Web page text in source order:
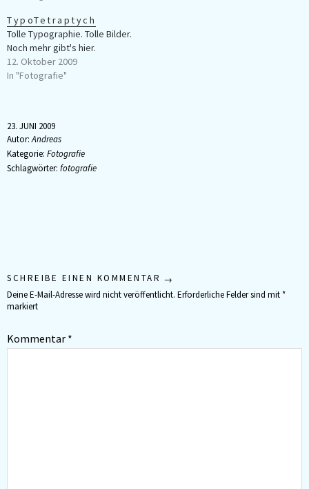
TypoTetraptych
Tolle Typographie. Tolle Bilder.
Noch mehr gibt's hier.
12. Oktober 2009
In "Fotografie"
23. JUNI 2009
Autor:Andreas
Kategorie: Fotografie
Schlagwörter: fotografie
SCHREIBE EINEN KOMMENTAR
Deine E-Mail-Adresse wird nicht veröffentlicht. Erforderliche Felder sind mit*
markiert
Kommentar *